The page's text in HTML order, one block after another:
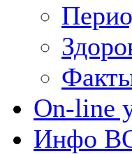
On-line
Инфо